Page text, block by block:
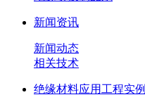
新闻资讯
新闻动态
相关技术
绝缘材料应用工程实例